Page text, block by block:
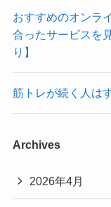
おすすめのオンラ
合ったサービスを
り】
筋トレが続く人は
Archives
2026年4月